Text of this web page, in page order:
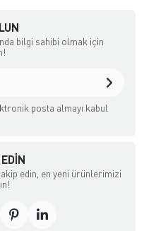
bilgi sahibi olmak için
posta almayı kabul
edin, en yeni ürünlerimizi